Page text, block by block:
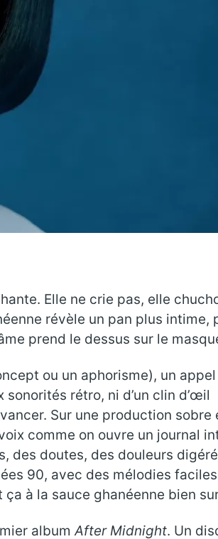
Elle ne crie pas, elle
révèle un pan plus intime,
prend le dessus sur le
ou un aphorisme), un appel
rétro, ni d’un clin d’œil
Sur une production sobre
comme on ouvre un journal
des doutes, des douleurs
90, avec des mélodies
à la sauce ghanéenne bien
albumAfter Midnight. Un